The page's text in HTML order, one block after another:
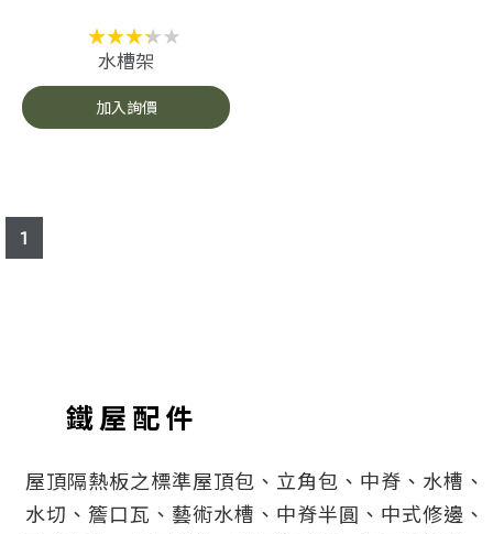
水槽架
加入詢價
1
鐵屋配件
屋頂隔熱板之標準屋頂包、立角包、中脊、水槽、
水切、簷口瓦、藝術水槽、中脊半圓、中式修邊、